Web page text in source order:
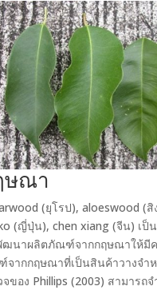
ษณา
(ยุโรป), aloeswood (
(ญี่ปุ่น), chen xiang (จีน)
นาผลิตภัณฑ์จากกฤษณาให้มี
ากกฤษณาที่เป็นสินค้าวางจ
ของ Phillips (2003) สามารถ